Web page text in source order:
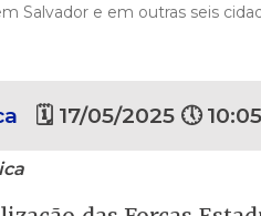
Salvador e em outras seis
🗓 17/05/2025 🕔 10:05